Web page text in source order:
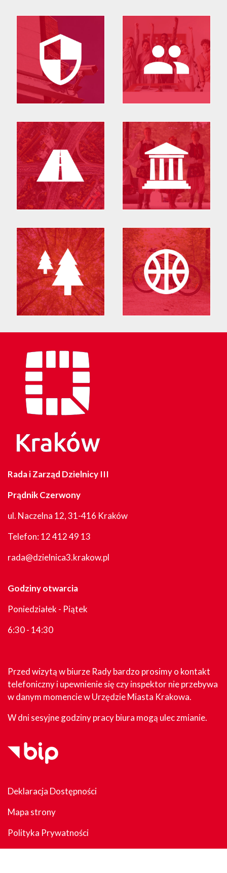
Rada i Zarząd Dzielnicy III
Prądnik Czerwony
ul. Naczelna 12, 31-416 Kraków
Telefon:12 412 49 13
rada@dzielnica3.krakow.pl
Godziny otwarcia
Poniedziałek - Piątek
6:30 - 14:30
Przed wizytą w biurze Rady bardzo prosimy o kontakt
telefoniczny i upewnienie się czy inspektor nie przebywa
w danym momencie w Urzędzie Miasta Krakowa.
W dni sesyjne godziny pracy biura mogą ulec zmianie.
Deklaracja Dostępności
Mapa strony
Polityka Prywatności